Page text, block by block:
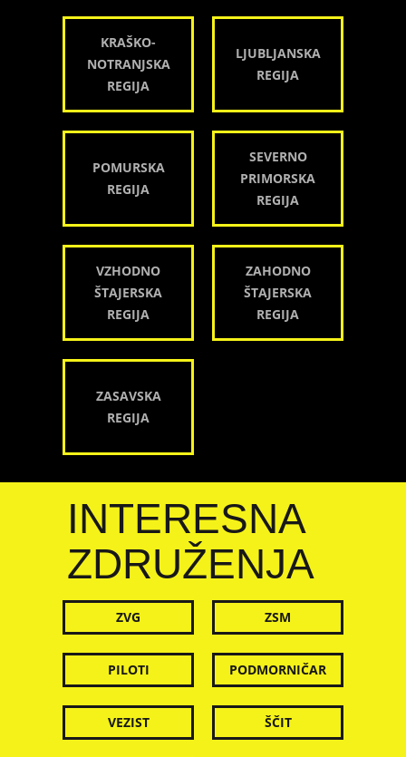
KRAŠKO-
NOTRANJSKA
REGIJA
LJUBLJANSKA
REGIJA
POMURSKA
REGIJA
SEVERNO
PRIMORSKA
REGIJA
VZHODNO
ŠTAJERSKA
REGIJA
ZAHODNO
ŠTAJERSKA
REGIJA
ZASAVSKA
REGIJA
INTERESNA
ZDRUŽENJA
ZVG ZSM
PILOTI PODMORNIČAR
VEZIST ŠČIT